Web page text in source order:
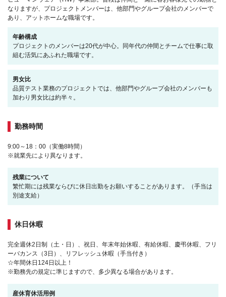
なりますが、プロジェクトメンバーは、他部門やグループ会社のメンバーで
あり、アットホームな職場です。
年齢構成
プロジェクトのメンバーは20代が中心。同年代の仲間とチームで仕事に取
組む活気にあふれた職場です。
男女比
品質テスト業務のプロジェクトでは、他部門やグループ会社のメンバーも
加わり男女比は約半々。
勤務時間
9:00～18：00（実働8時間）
※就業先により異なります。
残業について
繁忙期には残業ならびに休日出勤をお願いすることがあります。（手当は
別途支給）
休日休暇
完全週休2日制（土・日）、祝日、年末年始休暇、有給休暇、慶弔休暇、フリ
ーバカンス（3日）、リフレッシュ休暇（手当付き）
☆年間休日124日以上！
※勤務先の規定に準じますので、多少異なる場合があります。
産休育休活用例